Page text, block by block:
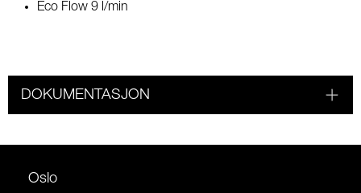
Eco Flow 9 l/min
DOKUMENTASJON
Oslo